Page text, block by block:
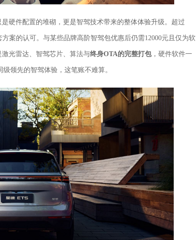
硬件配置的堆砌，更是智驾技术带来的整体体验升级。超过
案的认可。与某些品牌高阶智驾包优惠后仍需12000元且仅为软
光雷达、智驾芯片、算法与终身OTA的完整打包，硬件软件一
领先的智驾体验，这笔账不难算。